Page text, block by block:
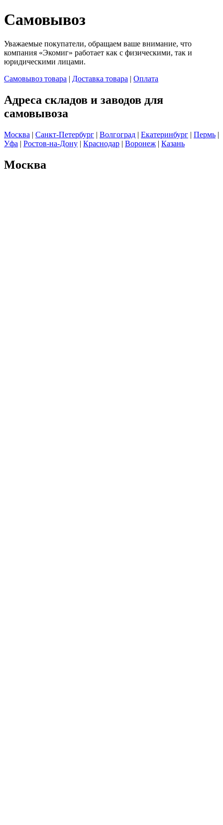
Самовывоз
Уважаемые покупатели, обращаем ваше внимание, что
компания «Экомиг» работает как с физическими, так и
юридическими лицами.
Самовывоз товара | Доставка товара | Оплата
Адреса складов и заводов для
самовывоза
Москва | Санкт-Петербург | Волгоград | Екатеринбург | Пермь |
Уфа | Ростов-на-Дону | Краснодар | Воронеж | Казань
Москва